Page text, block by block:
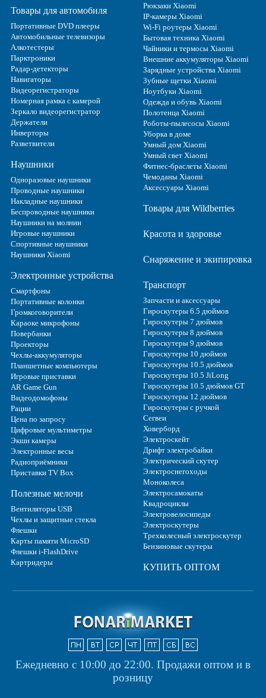
Товары для автомобиля
Портативные DVD плееры
Автомобильные телевизоры
Алкотестеры
Парктроники
Радар-детекторы
Навигаторы
Видеорегистраторы
Номерная рамка с камерой
Зеркало видеорегистратор
Держатели
Инверторы
Разветвители
Наушники
Одноразовые наушники
Проводные наушники
Накладные наушники
Беспроводные наушники
Наушники на молнии
Игровые наушники
Спортивные наушники
Наушники Xiaomi
Электронные устройства
Смартфоны
Портативные колонки
Громкоговорители
Караоке микрофоны
Повербанки
Проекторы
Чехлы-аккумуляторы
Планшетные компьютеры
Игровые приставки
AR Game Gun
Видеодомофоны
Рации
Цена по запросу
Цифровые мультиметры
Экшн камеры
Электронные весы
Радиоприёмники
Приставки TV Box
Полезные мелочи
Вентиляторы USB
Чехлы и защитные стекла
Флешки
Карты памяти MicroSD
Флешки i-FlashDrive
Картридеры
Рюкзаки Xiaomi
IP-камеры Xiaomi
Wi-Fi роутеры Xiaomi
Бытовая техника Xiaomi
Чайники и термосы Xiaomi
Внешние аккумуляторы Xiaomi
Зарядные устройства Xiaomi
Зубные щетки Xiaomi
Ноутбуки Xiaomi
Одежда и обувь Xiaomi
Полотенца Xiaomi
Роботы-пылесосы Xiaomi
Уборка в доме
Умный дом Xiaomi
Умный свет Xiaomi
Фитнес-браслеты Xiaomi
Чемоданы Xiaomi
Аксессуары Xiaomi
Товары для Wildberries
Красота и здоровье
Снаряжение и экипировка
Транспорт
Запчасти и аксессуары
Гироскутеры 6.5 дюймов
Гироскутеры 7 дюймов
Гироскутеры 8 дюймов
Гироскутеры 9 дюймов
Гироскутеры 10 дюймов
Гироскутеры 10.5 дюймов
Гироскутеры 10.5 JiLong
Гироскутеры 10.5 дюймов GT
Гироскутеры 12 дюймов
Гироскутеры с ручкой
Сегвеи
Ховерборд
Электроскейт
Дрифт электробайки
Электрический скутер
Электроснегоходы
Моноколеса
Электросамокаты
Квадроциклы
Электровелосипеды
Электроскутеры
Трехколесный электроскутер
Бензиновые скутеры
КУПИТЬ ОПТОМ
Ежедневно с 10:00 до 22:00. Продажи оптом и в
розницу